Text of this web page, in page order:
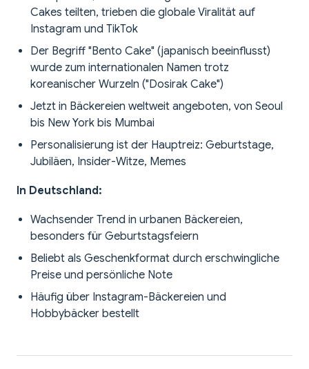
Cakes teilten, trieben die globale Viralität auf
Instagram und TikTok
Der Begriff "Bento Cake" (japanisch beeinflusst)
wurde zum internationalen Namen trotz
koreanischer Wurzeln ("Dosirak Cake")
Jetzt in Bäckereien weltweit angeboten, von Seoul
bis New York bis Mumbai
Personalisierung ist der Hauptreiz: Geburtstage,
Jubiläen, Insider-Witze, Memes
In Deutschland:
Wachsender Trend in urbanen Bäckereien,
besonders für Geburtstagsfeiern
Beliebt als Geschenkformat durch erschwingliche
Preise und persönliche Note
Häufig über Instagram-Bäckereien und
Hobbybäcker bestellt